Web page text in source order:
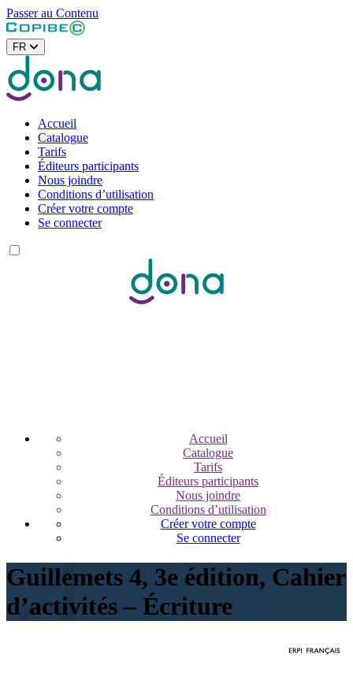
Passer au Contenu
FR
Accueil
Catalogue
Tarifs
Éditeurs participants
Nous joindre
Conditions d’utilisation
Créer votre compte
Se connecter
Accueil
Catalogue
Tarifs
Éditeurs participants
Nous joindre
Conditions d’utilisation
Créer votre compte
Se connecter
Guillemets 4, 3e édition, Cahier
d’activités – Écriture